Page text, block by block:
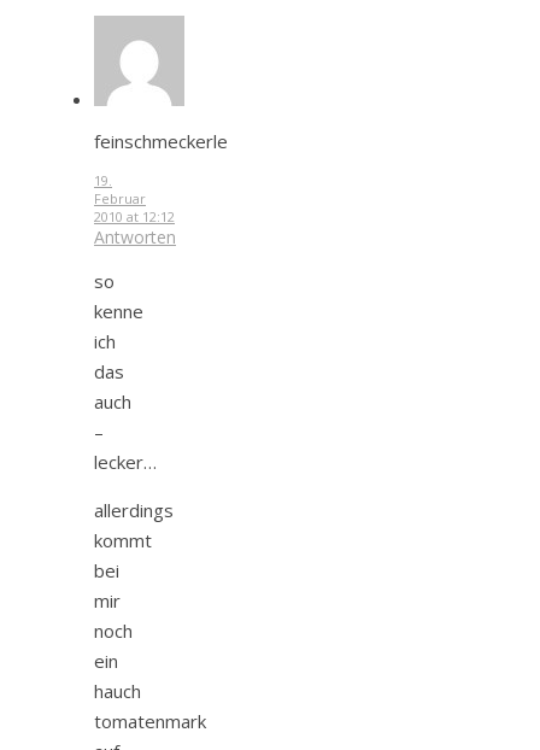
feinschmeckerle
19.
Februar
2010 at 12:12
Antworten
so
kenne
ich
das
auch
–
lecker…
allerdings
kommt
bei
mir
noch
ein
hauch
tomatenmark